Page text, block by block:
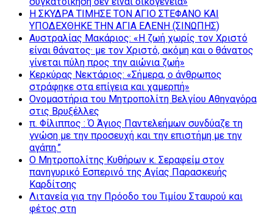
Η ΣΚΥΔΡΑ ΤΙΜΗΣΕ ΤΟΝ ΑΓΙΟ ΣΤΕΦΑΝΟ ΚΑΙ
ΥΠΟΔΕΧΘΗΚΕ ΤΗΝ ΑΓΙΑ ΕΛΕΝΗ (ΣΙΝΩΠΗΣ)
Αυστραλίας Μακάριος: «Η ζωή χωρίς τον Χριστό
είναι θάνατος· με τον Χριστό, ακόμη και ο θάνατος
γίνεται πύλη προς την αιώνια ζωή»
Κερκύρας Νεκτάριος: «Σήμερα, ο άνθρωπος
στράφηκε στα επίγεια και χαμερπή»
Ονομαστήρια του Μητροπολίτη Βελγίου Αθηναγόρα
στις Βρυξέλλες
π. Φίλιππος : Ό Άγιος Παντελεήμων συνδύαζε τη
γνώση με την προσευχή και την επιστήμη με την
αγάπη.”
Ο Μητροπολίτης Κυθήρων κ. Σεραφείμ στον
πανηγυρικό Εσπερινό της Αγίας Παρασκευής
Καρδίτσης
Λιτανεία για την Πρόοδο του Τιμίου Σταυρού και
φέτος στη